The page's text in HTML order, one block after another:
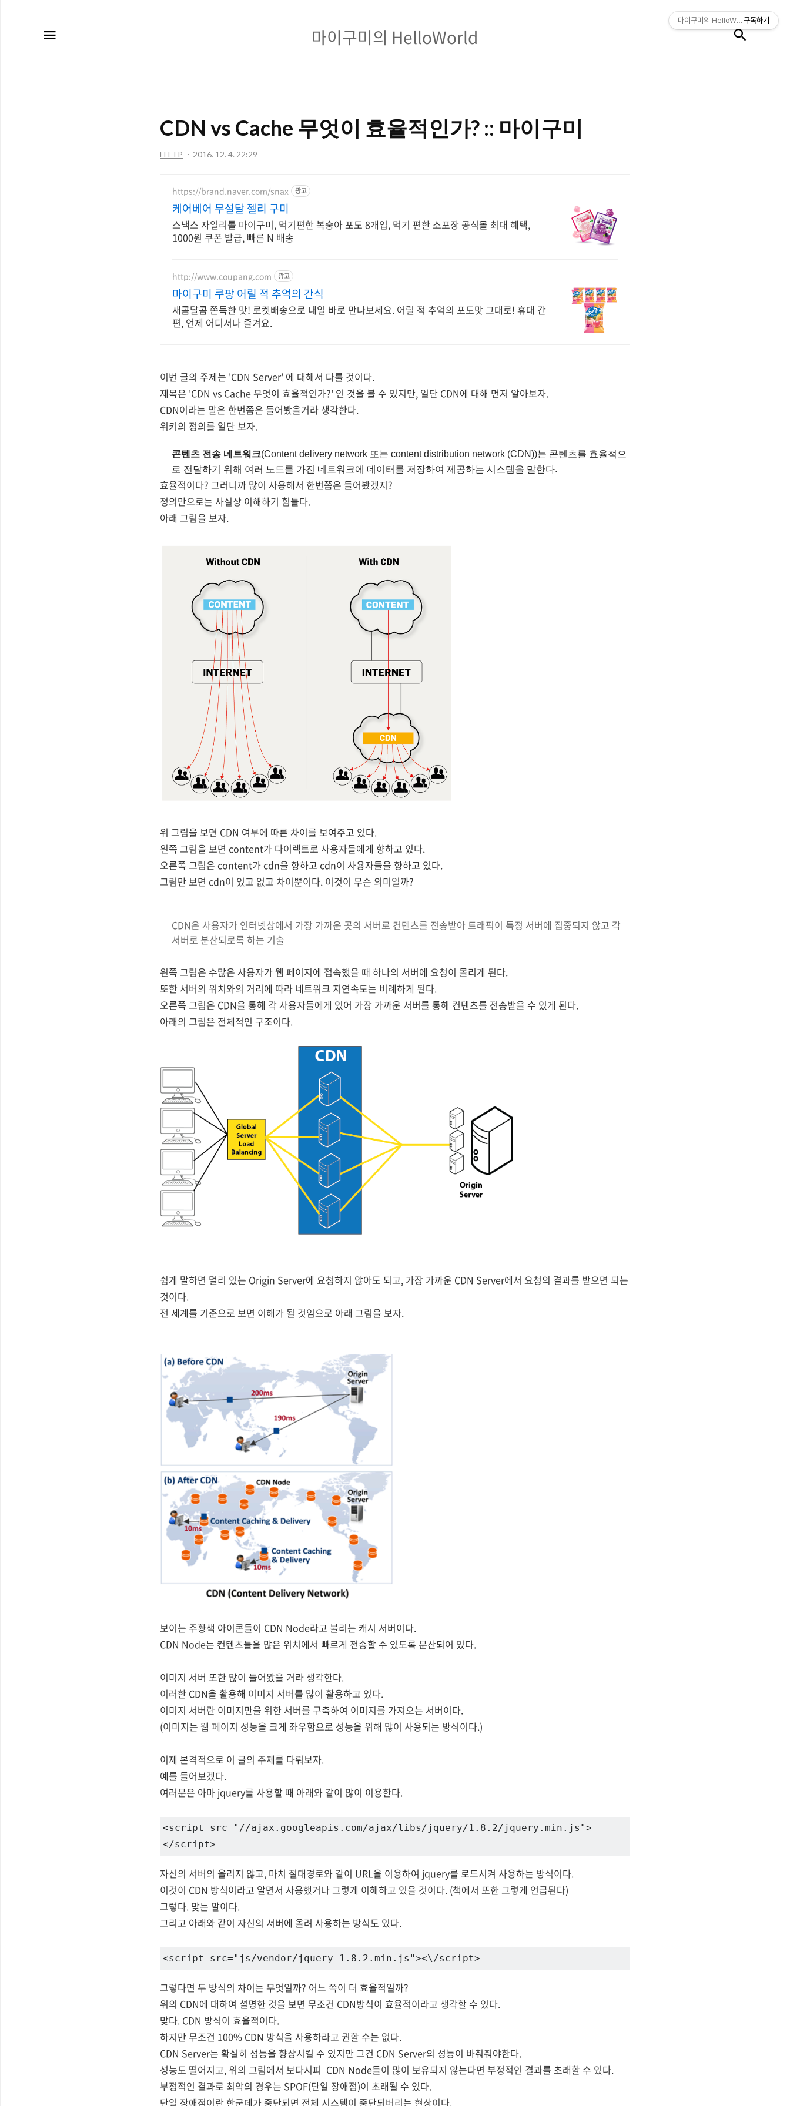
이
의
HelloWorld
마이구미의 HelloWorld 검색
CDN vs Cache 무엇이 효율적인가? :: 마이구미
HTTP 2016. 12. 4. 22:29
https://brand.naver.com/snax 광고
케어베어 무설달 젤리 구미
스낵스 자일리톨 마이구미, 먹기편한 복숭아 포도 8개입, 먹기 편한 소포장 공식몰 최대 혜택,
1000원 쿠폰 발급, 빠른 N 배송
http://www.coupang.com 광고
마이구미 쿠팡 어릴 적 추억의 간식
새콤달콤 쫀득한 맛! 로켓배송으로 내일 바로 만나보세요. 어릴 적 추억의 포도맛 그대로! 휴대 간
편, 언제 어디서나 즐겨요.
이번 글의 주제는 'CDN Server' 에 대해서 다룰 것이다.
제목은 'CDN vs Cache 무엇이 효율적인가?' 인 것을 볼 수 있지만, 일단 CDN에 대해 먼저 알아보자.
CDN이라는 말은 한번쯤은 들어봤을거라 생각한다.
위키의 정의를 일단 보자.
콘텐츠 전송 네트워크(Content delivery network 또는 content distribution network (CDN))는 콘텐츠를 효율적으
로 전달하기 위해 여러 노드를 가진 네트워크에 데이터를 저장하여 제공하는 시스템을 말한다.
효율적이다? 그러니까 많이 사용해서 한번쯤은 들어봤겠지?
정의만으로는 사실상 이해하기 힘들다.
아래 그림을 보자.
위 그림을 보면 CDN 여부에 따른 차이를 보여주고 있다.
왼쪽 그림을 보면 content가 다이렉트로 사용자들에게 향하고 있다.
오른쪽 그림은 content가 cdn을 향하고 cdn이 사용자들을 향하고 있다.
그림만 보면 cdn이 있고 없고 차이뿐이다. 이것이 무슨 의미일까?
CDN은 사용자가 인터넷상에서 가장 가까운 곳의 서버로 컨텐츠를 전송받아 트래픽이 특정 서버에 집중되지 않고 각
서버로 분산되로록 하는 기술
왼쪽 그림은 수많은 사용자가 웹 페이지에 접속했을 때 하나의 서버에 요청이 몰리게 된다.
또한 서버의 위치와의 거리에 따라 네트워크 지연속도는 비례하게 된다.
오른쪽 그림은 CDN을 통해 각 사용자들에게 있어 가장 가까운 서버를 통해 컨텐츠를 전송받을 수 있게 된다.
아래의 그림은 전체적인 구조이다.
쉽게 말하면 멀리 있는 Origin Server에 요청하지 않아도 되고, 가장 가까운 CDN Server에서 요청의 결과를 받으면 되는
것이다.
전 세계를 기준으로 보면 이해가 될 것임으로 아래 그림을 보자.
보이는 주황색 아이콘들이 CDN Node라고 불리는 캐시 서버이다.
CDN Node는 컨텐츠들을 많은 위치에서 빠르게 전송할 수 있도록 분산되어 있다.
이미지 서버 또한 많이 들어봤을 거라 생각한다.
이러한 CDN을 활용해 이미지 서버를 많이 활용하고 있다.
이미지 서버란 이미지만을 위한 서버를 구축하여 이미지를 가져오는 서버이다.
(이미지는 웹 페이지 성능을 크게 좌우함으로 성능을 위해 많이 사용되는 방식이다.)
이제 본격적으로 이 글의 주제를 다뤄보자.
예를 들어보겠다.
여러분은 아마 jquery를 사용할 때 아래와 같이 많이 이용한다.
<script src="//ajax.googleapis.com/ajax/libs/jquery/1.8.2/jquery.min.js">
</script>
자신의 서버의 올리지 않고, 마치 절대경로와 같이 URL을 이용하여 jquery를 로드시켜 사용하는 방식이다.
이것이 CDN 방식이라고 알면서 사용했거나 그렇게 이해하고 있을 것이다. (책에서 또한 그렇게 언급된다)
그렇다. 맞는 말이다.
그리고 아래와 같이 자신의 서버에 올려 사용하는 방식도 있다.
<script src="js/vendor/jquery-1.8.2.min.js"><\/script>
그렇다면 두 방식의 차이는 무엇일까? 어느 쪽이 더 효율적일까?
위의 CDN에 대하여 설명한 것을 보면 무조건 CDN방식이 효율적이라고 생각할 수 있다.
맞다. CDN 방식이 효율적이다.
하지만 무조건 100% CDN 방식을 사용하라고 권할 수는 없다.
CDN Server는 확실히 성능을 향상시킬 수 있지만 그건 CDN Server의 성능이 바춰줘야한다.
성능도 떨어지고, 위의 그림에서 보다시피 CDN Node들이 많이 보유되지 않는다면 부정적인 결과를 초래할 수 있다.
부정적인 결과로 최악의 경우는 SPOF(단일 장애점)이 초래될 수 있다.
단일 장애점이란 한군데가 중단되면 전체 시스템이 중단되버리는 현상이다.
마이구미의 HelloWorld구독하기